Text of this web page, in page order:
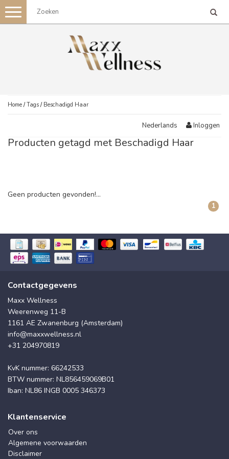
Toggle
navigation
Home /Tags / Beschadigd Haar
Nederlands Inloggen
Producten getagd met Beschadigd Haar
Geen producten gevonden!...
1
Contactgegevens
Maxx Wellness
Weerenweg 11-B
1161 AE Zwanenburg (Amsterdam)
info@maxxwellness.nl
+31 204970819
KvK nummer: 66242533
BTW nummer: NL856459069B01
Iban: NL86 INGB 0005 346373
Klantenservice
Over ons
Algemene voorwaarden
Disclaimer